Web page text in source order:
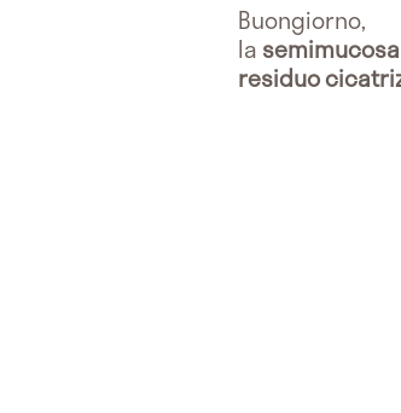
Buongiorno,
la
residuo